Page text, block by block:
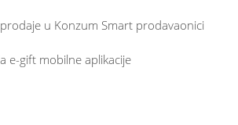
u Konzum Smart prodavaonici
e-gift mobilne aplikacije